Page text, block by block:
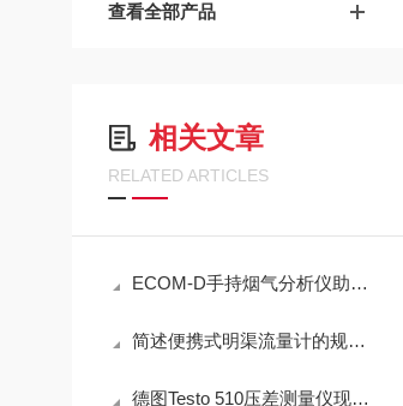
查看全部产品
相关文章
RELATED ARTICLES
ECOM-D手持烟气分析仪助力工业排放精准检测
简述便携式明渠流量计的规范操作流程
德图Testo 510压差测量仪现场测量操作与误差控制